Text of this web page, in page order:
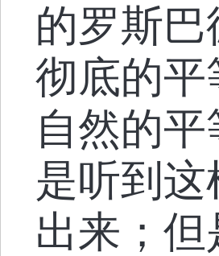
的罗斯
彻底的
自然的
是听到
出来；但